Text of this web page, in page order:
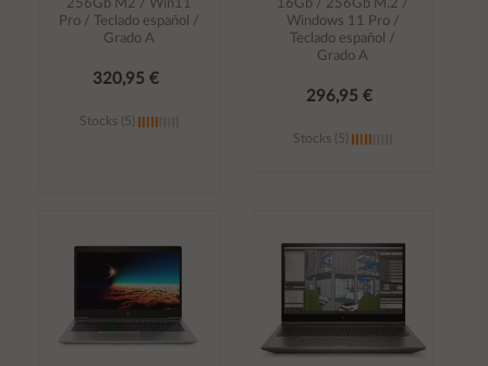
256Gb M2 / Win11
Pro / Teclado español /
Grado A
320,95 €
Stocks (5)
carrito
16Gb / 256Gb M.2 /
Windows 11 Pro /
Teclado español /
Grado A
296,95 €
Stocks (5)
carrito